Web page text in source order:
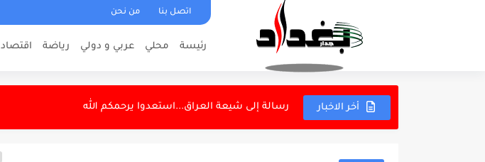
اتصل بنا من نحن
رئيسة محلي عربي و دولي رياضة اقتصاد
أخر الاخبار رسالة إلى شيعة العراق...استعدوا يرحمكم الله